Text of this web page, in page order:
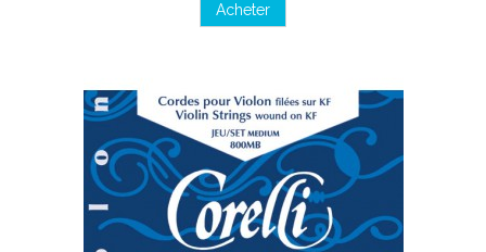
Acheter